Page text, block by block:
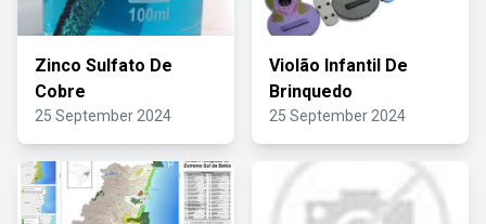
Zinco Sulfato De
Cobre
25 September 2024
Violão Infantil De
Brinquedo
25 September 2024